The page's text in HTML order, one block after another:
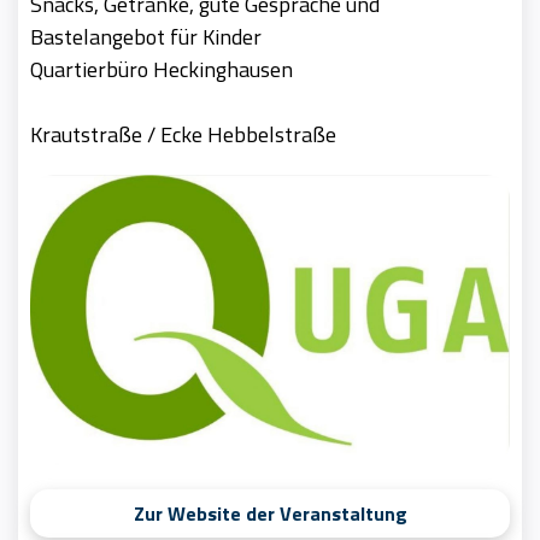
Bastelangebot für Kinder
Quartierbüro Heckinghausen
Krautstraße / Ecke Hebbelstraße
Zur Website der Veranstaltung